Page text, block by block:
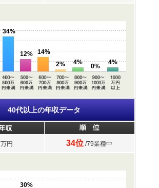
34%
12%
14%
2%
4%
0%
4%
40代以上の年収データ
万円 34位 /79業種中
30%